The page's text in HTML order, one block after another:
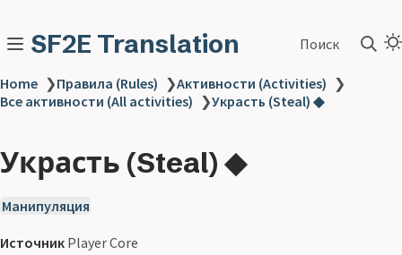
SF2E Translation Поиск
Home ❯Правила (Rules) ❯Активности (Activities) ❯
Все активности (All activities) ❯Украсть (Steal) ◆
Украсть (Steal) ◆
Манипуляция
Источник Player Core